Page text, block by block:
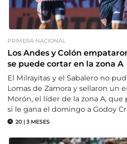
PRIMERA NACIONAL
Los Andes y Colón
se puede cortar en la zona A
El Milrayitas y el Sabalero no
Lomas de Zamora y sellaron un
Morón, el líder de la zona A, que
si le gana el domingo a Godoy
20 | 3 MESES